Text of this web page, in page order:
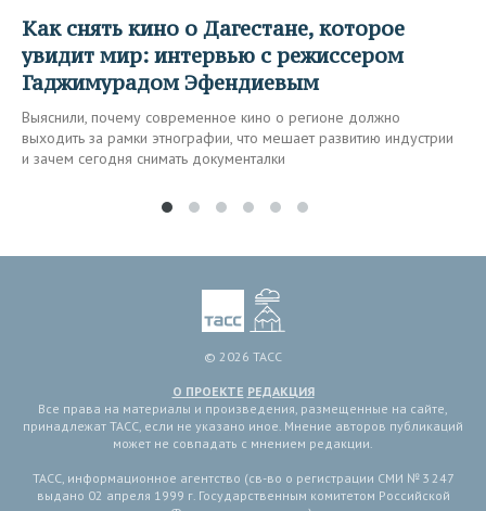
Как снять кино о Дагестане, которое
увидит мир: интервью с режиссером
Гаджимурадом Эфендиевым
Выяснили, почему современное кино о регионе должно
выходить за рамки этнографии, что мешает развитию индустрии
и зачем сегодня снимать документалки
© 2026 ТАСС
О ПРОЕКТЕ РЕДАКЦИЯ
Все права на материалы и произведения, размещенные на сайте,
принадлежат ТАСС, если не указано иное. Мнение авторов публикаций
может не совпадать с мнением редакции.
ТАСС, информационное агентство (св-во о регистрации СМИ № 3 247
выдано 02 апреля 1999 г. Государственным комитетом Российской